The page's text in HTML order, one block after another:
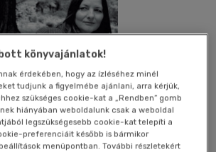
könyvajánlatok!
érdekében, hogy az ízléséhez minél
tudjunk a figyelmébe ajánlani, arra kérjük,
szükséges cookie-kat a „Rendben” gomb
hiányában weboldalunk csak a weboldal
legszükségesebb cookie-kat telepíti a
preferenciáit később is bármikor
menüpontban. További részletekért